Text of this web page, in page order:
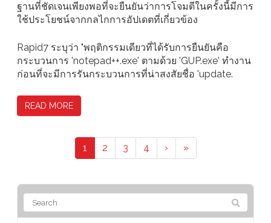
ฐานที่ชัดเจนเพียงพอที่จะยืนยันว่าการโจมตีในครั้งนี้มีการ
ใช้ประโยชน์จากกลไกการอัปเดตที่เกี่ยวข้อง
Rapid7 ระบุว่า "พฤติกรรมเดียวที่ได้รับการยืนยันคือ
กระบวนการ 'notepad++.exe' ตามด้วย 'GUP.exe' ทำงาน
ก่อนที่จะมีการรันกระบวนการที่น่าสงสัยชื่อ 'update.
READ MORE
1 2 3 4 › »